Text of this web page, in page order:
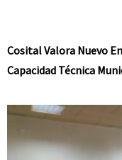
Cosital Valora Nuevo
Capacidad Técnica